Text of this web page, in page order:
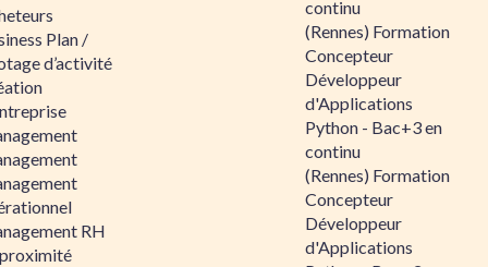
Plan /
d’activité
RH
continu
(Rennes) Formation
Concepteur
Développeur
d'Applications
Python - Bac+3 en
continu
(Rennes) Formation
Concepteur
Développeur
d'Applications